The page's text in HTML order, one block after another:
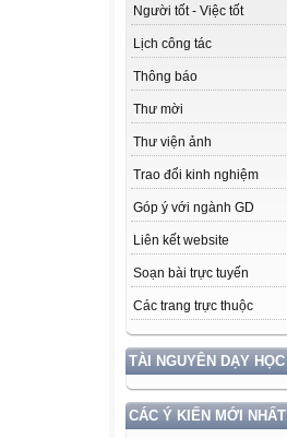
Người tốt - Việc tốt
Lịch công tác
Thông báo
Thư mời
Thư viện ảnh
Trao đổi kinh nghiệm
Góp ý với ngành GD
Liên kết website
Soạn bài trực tuyến
Các trang trực thuộc
TÀI NGUYÊN DẠY HỌC
CÁC Ý KIẾN MỚI NHẤT